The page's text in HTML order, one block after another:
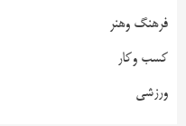
فرهنگ وهنر
کسب وکار
ورزشی